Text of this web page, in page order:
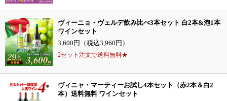
ヴィーニョ・ヴェルデ飲み比べ3本セット 白2本&泡1本
ワインセット
3,600円（税込3,960円）
2セット注文で送料無料★
ヴィニャ・マーティーお試し4本セット（赤2本＆白2
本）送料無料 ワインセット